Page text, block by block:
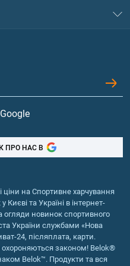
для всіх, як
оперативна
в Броварах можна
за безкоштовним номером
відразу ж, а час до
роботи сторонньої
по Броварах кур'єром
на умовах обраного
інтернет-шопінгу купити
партнері, які
який розташований на
ПРО НАС В
на Спортивне харчування
та Україні в інтернет-
огляди новинок спортивного
України службами «Нова
24, післяплата, карти.
охороняються законом! Belok®
Belok™. Продукти та вся